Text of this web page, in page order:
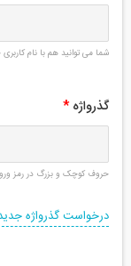
شما می توانید هم با نام
گذرواژه *
حروف کوچک و بزرگ در رمز
درخواست گذرواژه